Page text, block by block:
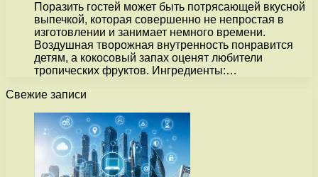
Поразить гостей может быть потрясающей вкусной
выпечкой, которая совершенно не непростая в
изготовлении и занимает немного времени.
Воздушная творожная внутренность понравится
детям, а кокосовый запах оценят любители
тропических фруктов. Ингредиенты:…
Свежие записи